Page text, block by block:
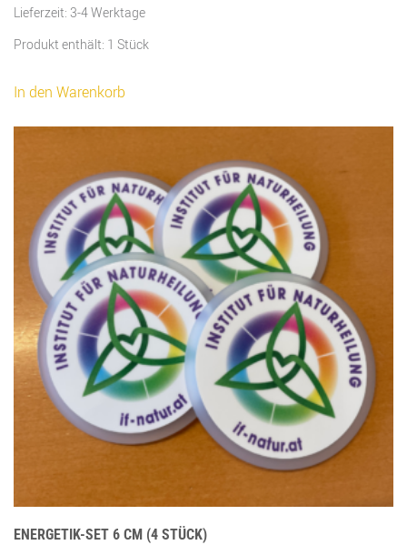
Lieferzeit: 3-4 Werktage
Produkt enthält: 1 Stück
In den Warenkorb
ENERGETIK-SET 6 CM (4 STÜCK)